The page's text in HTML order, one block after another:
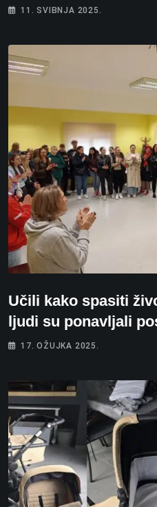
11. SVIBNJA 2025.
Učili kako spasiti
ljudi su ponavljali
17. OŽUJKA 2025.